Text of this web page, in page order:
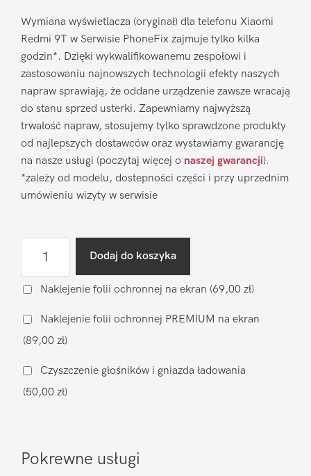
Wymiana wyświetlacza (oryginał) dla telefonu Xiaomi
Redmi 9T w Serwisie PhoneFix zajmuje tylko kilka
godzin*. Dzięki wykwalifikowanemu zespołowi i
zastosowaniu najnowszych technologii efekty naszych
napraw sprawiają, że oddane urządzenie zawsze wracają
do stanu sprzed usterki. Zapewniamy najwyższą
trwałość napraw, stosujemy tylko sprawdzone produkty
od najlepszych dostawców oraz wystawiamy gwarancję
na nasze usługi (poczytaj więcej o naszej gwarancji).
*zależy od modelu, dostepności części i przy uprzednim
umówieniu wizyty w serwisie
wyświetlacza
Redmi
9T
Dodaj do koszyka
Naklejenie folii ochronnej na ekran (69,00 zł)
Naklejenie folii ochronnej PREMIUM na ekran
(89,00 zł)
Czyszczenie głośników i gniazda ładowania
(50,00 zł)
Pokrewne usługi